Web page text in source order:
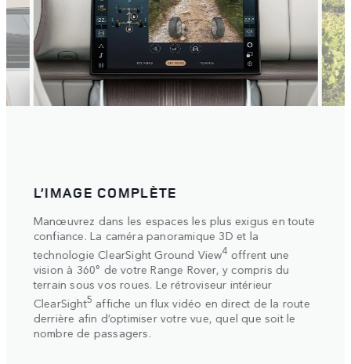
L’IMAGE COMPLÈTE
Manœuvrez dans les espaces les plus exigus en toute
confiance. La caméra panoramique 3D et la
technologie ClearSight Ground View4 offrent une
vision à 360° de votre Range Rover, y compris du
terrain sous vos roues. Le rétroviseur intérieur
ClearSight5 affiche un flux vidéo en direct de la route
derrière afin d’optimiser votre vue, quel que soit le
nombre de passagers.